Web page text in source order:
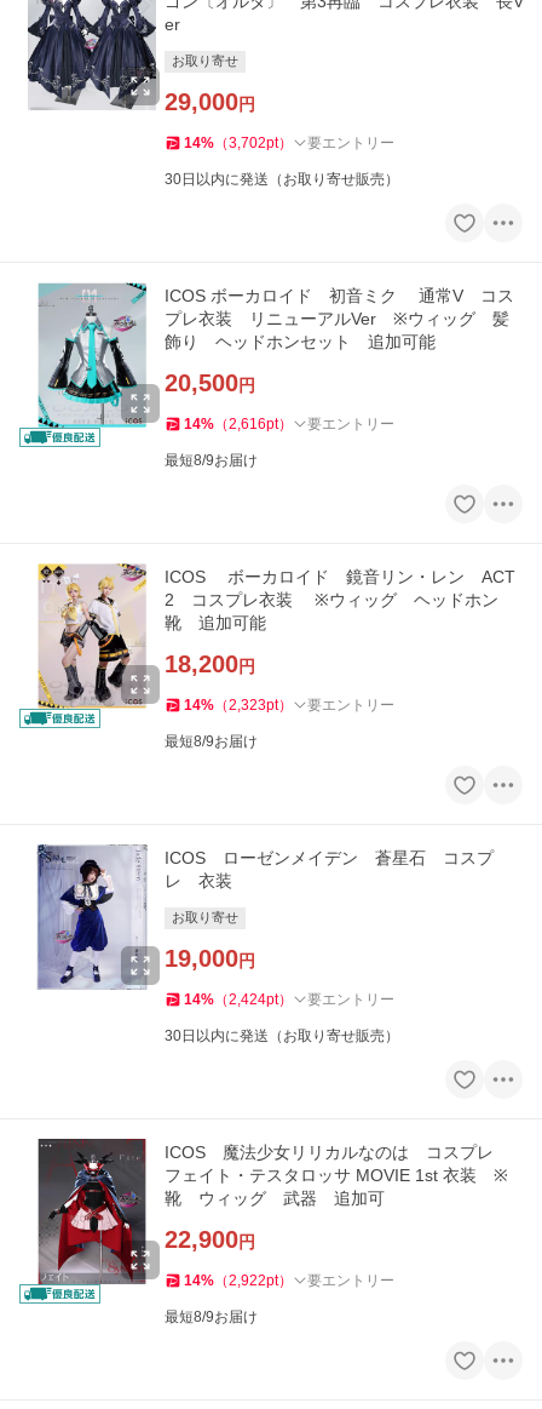
er
お取り寄せ
29,000円
14% （3,702pt） 要エントリー
30日以内に発送（お取り寄せ販売）
ICOS ボーカロイド 初音ミク 通常V コス
プレ衣装 リニューアルVer ※ウィッグ 髪
飾り ヘッドホンセット 追加可能
20,500円
14% （2,616pt） 要エントリー
最短8/9お届け
ICOS ボーカロイド 鏡音リン・レン ACT
2 コスプレ衣装 ※ウィッグ ヘッドホン
靴 追加可能
18,200円
14% （2,323pt） 要エントリー
最短8/9お届け
ICOS ローゼンメイデン 蒼星石 コスプ
レ 衣装
お取り寄せ
19,000円
14% （2,424pt） 要エントリー
30日以内に発送（お取り寄せ販売）
ICOS 魔法少女リリカルなのは コスプレ
フェイト・テスタロッサ MOVIE 1st 衣装 ※
靴 ウィッグ 武器 追加可
22,900円
14% （2,922pt） 要エントリー
最短8/9お届け